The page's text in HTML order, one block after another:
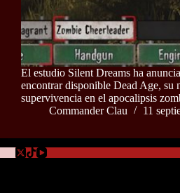
El estudio Silent Dreams ha
encontrar disponible Dead Age, su
supervivencia en el apocalipsis
Commander Clau
11